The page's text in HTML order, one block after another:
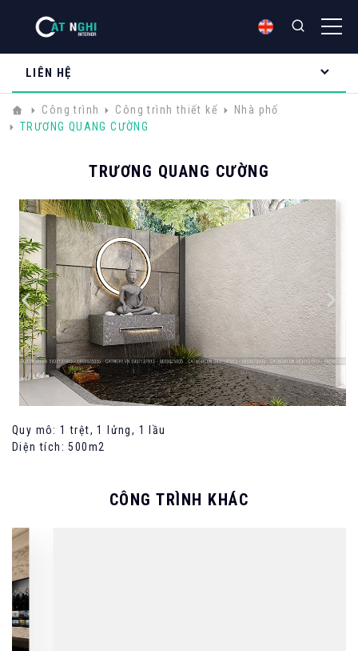
LIÊN HỆ
Công trình Công trình thiết kế
Nhà phố
TRƯƠNG QUANG CƯỜNG
TRƯƠNG QUANG CƯỜNG
Quy mô: 1 trệt, 1 lửng, 1 lầu
Diện tích: 500m2
CÔNG TRÌNH KHÁC